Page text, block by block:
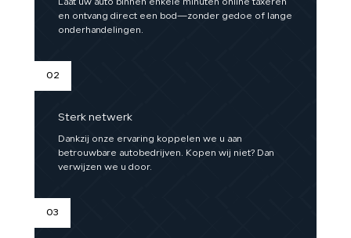
Laat uw auto binnen enkele minuten online taxeren
en ontvang direct een bod—zonder gedoe of lange
onderhandelingen.
02
Sterk netwerk
Dankzij onze ervaring koppelen we u aan
betrouwbare autobedrijven. Kopen wij niet? Dan
verwijzen we u door.
03